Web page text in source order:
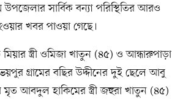
সার্বিক বন্যা পরিস্থিতির আরও
খবর পাওয়া গেছে।
স্ত্রী ওমিজা খাতুন (৪৫) ও আন্ধারুপাড়া
গ্রামের বছির উদ্দীনের দুই ছেলে আবু
আবদুল হাকিমের স্ত্রী জহুরা খাতুন (৪৫)